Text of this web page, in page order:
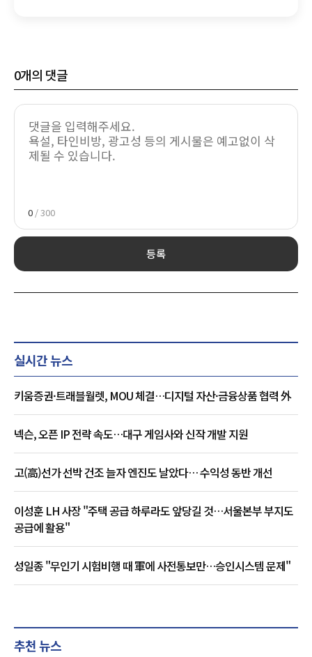
0개의 댓글
0 / 300
등록
실시간 뉴스
키움증권·트래블월렛, MOU 체결…디지털 자산·금융상품 협력 外
넥슨, 오픈 IP 전략 속도…대구 게임사와 신작 개발 지원
고(高)선가 선박 건조 늘자 엔진도 날았다… 수익성 동반 개선
이성훈 LH 사장 "주택 공급 하루라도 앞당길 것…서울본부 부지도
공급에 활용"
성일종 "무인기 시험비행 때 軍에 사전통보만…승인시스템 문제"
추천 뉴스